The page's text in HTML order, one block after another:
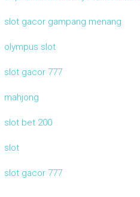
slot gacor gampang menang
olympus slot
slot gacor 777
mahjong
slot bet 200
slot
slot gacor 777